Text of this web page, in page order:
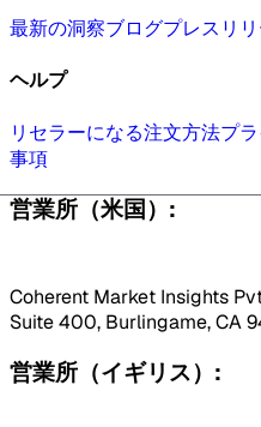
最新の洞察ブログプレスリ
ヘルプ
リセラーになる注文方法プ
事項
営業所（米国）:
Coherent Market Insights
Suite 400, Burlingame, CA
営業所（イギリス）: